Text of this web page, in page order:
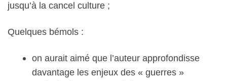
jusqu’à la cancel culture ;
Quelques bémols :
on aurait aimé que l’auteur approfondisse
davantage les enjeux des « guerres »